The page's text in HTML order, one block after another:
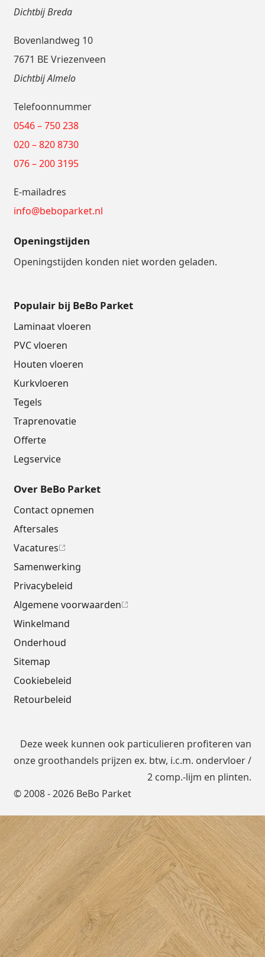
Dichtbij Breda
Bovenlandweg 10
7671 BE Vriezenveen
Dichtbij Almelo
Telefoonnummer
0546 – 750 238
020 – 820 8730
076 – 200 3195
E-mailadres
info@beboparket.nl
Openingstijden
Openingstijden konden niet worden geladen.
Populair bij BeBo Parket
Laminaat vloeren
PVC vloeren
Houten vloeren
Kurkvloeren
Tegels
Traprenovatie
Offerte
Legservice
Over BeBo Parket
Contact opnemen
Aftersales
Vacatures
Samenwerking
Privacybeleid
Algemene voorwaarden
Winkelmand
Onderhoud
Sitemap
Cookiebeleid
Retourbeleid
© 2008 - 2026 BeBo Parket
Deze week kunnen ook particulieren profiteren van
onze groothandels prijzen ex. btw, i.c.m. ondervloer/
2 comp.-lijm en plinten.